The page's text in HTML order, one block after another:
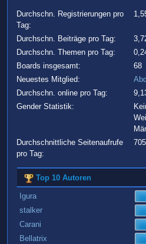
Durchschn. Registrierungen pro
Tag:
Durchschn. Beiträge pro Tag:
Durchschn. Themen pro Tag:
Boards insgesamt:
68
Neuestes Mitglied:
Durchschn. online pro Tag:
Gender Statistik:
Durchschnittliche Seitenaufrufe
pro Tag:
Top 10 Autoren
Igura
stalker
Carani
Bellatrix